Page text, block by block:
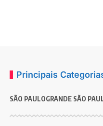
Principais
SÃO PAULOGRANDE SÃO